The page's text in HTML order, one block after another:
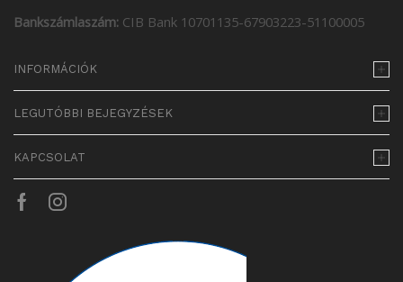
Bankszámlaszám: CIB Bank 10701135-67903223-51100005
INFORMÁCIÓK
LEGUTÓBBI BEJEGYZÉSEK
KAPCSOLAT
FacebookInstagram